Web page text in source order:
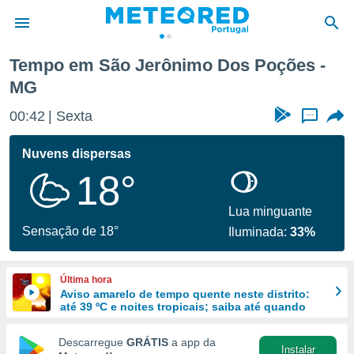
da
foi
para
fornecidas
e
forma
Tempo em São Jerônimo Dos Poções -
MG
00:42 Sexta ...
Nuvens dispersas
18°
Sensação de 18°
Lua minguante
Iluminada:33%
Última hora
Aviso amarelo de tempo quente neste distrito:
até 39 ºC e noites tropicais; saiba até quando
Descarregue GRÁTIS a app da
Instalar